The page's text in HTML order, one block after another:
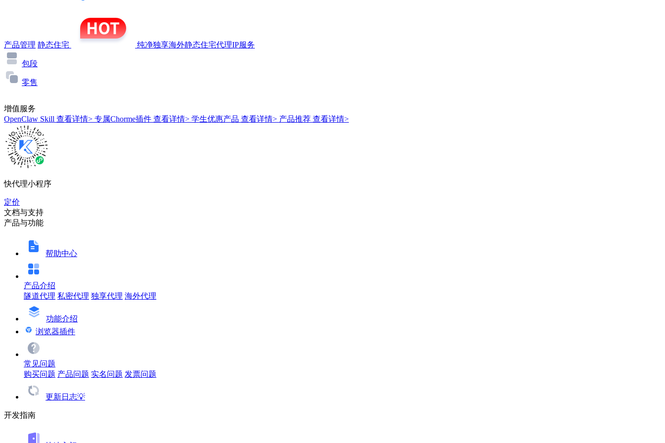
产品管理 静态住宅 纯净独享海外静态住宅代理IP服务
包段
零售
增值服务
OpenClaw Skill 查看详情> 专属Chorme插件 查看详情> 学生优惠产品 查看详情> 产品推荐 查看详情>
快代理小程序
定价
文档与支持
产品与功能
帮助中心
产品介绍
隧道代理 私密代理 独享代理 海外代理
功能介绍
浏览器插件
常见问题
购买问题 产品问题 实名问题 发票问题
更新日志💡
开发指南